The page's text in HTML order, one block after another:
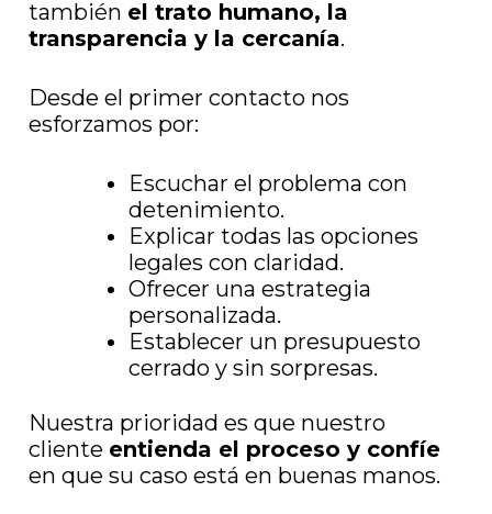
también el trato humano, la
transparencia y la cercanía.
Desde el primer contacto nos
esforzamos por:
Escuchar el problema con
detenimiento.
Explicar todas las opciones
legales con claridad.
Ofrecer una estrategia
personalizada.
Establecer un presupuesto
cerrado y sin sorpresas.
Nuestra prioridad es que nuestro
cliente entienda el proceso y confíe
en que su caso está en buenas manos.